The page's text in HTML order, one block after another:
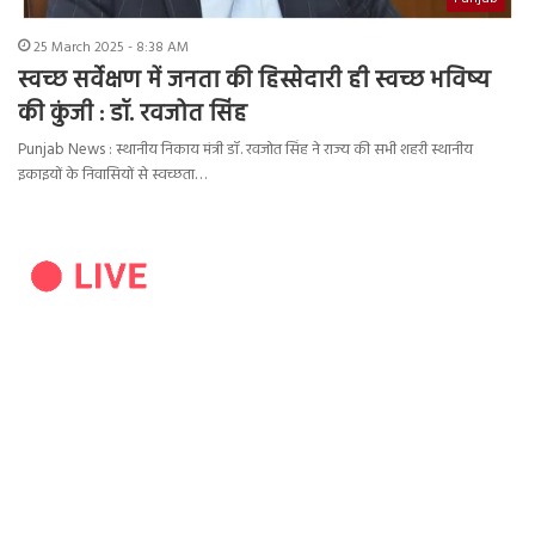
25 March 2025 - 8:38 AM
स्वच्छ सर्वेक्षण में जनता की हिस्सेदारी ही स्वच्छ भविष्य
की कुंजी : डॉ. रवजोत सिंह
Punjab News : स्थानीय निकाय मंत्री डॉ. रवजोत सिंह ने राज्य की सभी शहरी स्थानीय
इकाइयों के निवासियों से स्वच्छता…